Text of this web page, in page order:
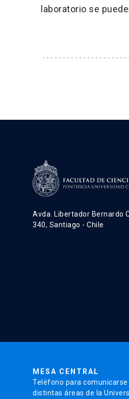
laboratorio se
Avda. Libertador Bernardo
340, Santiago - Chile
MESA CENTRAL
Teléfono para comunicarse
distintas áreas de la